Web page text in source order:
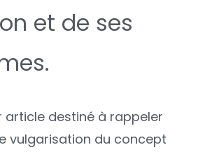
et de ses
article destiné à rappeler
vulgarisation du concept